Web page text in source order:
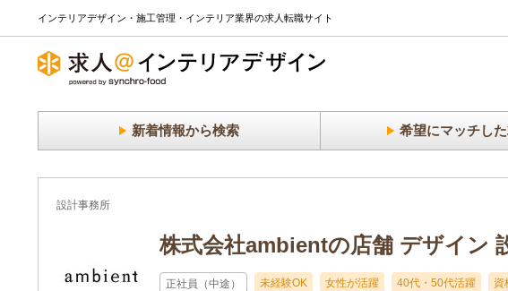
インテリアデザイン・施工管理・インテリア業界の求人転職サイト
新着情報から検索 希望にマッチし
設計事務所
株式会社ambientの店舗 デザイン
正社員（中途） 未経験OK 女性が活躍 40代・50代活躍 資